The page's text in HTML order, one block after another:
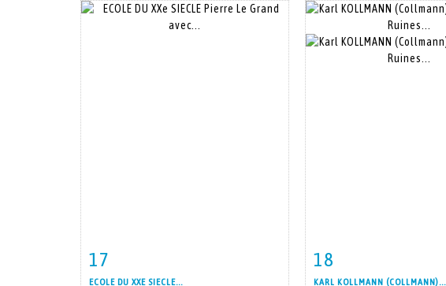
Fiche détaillée
17
ECOLE DU XXE SIECLE...
Fiche détaillée
18
KARL KOLLMANN (COLLMANN)...